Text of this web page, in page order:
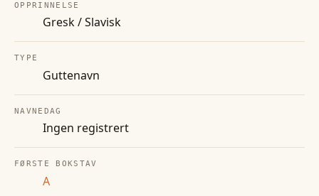
OPPRINNELSE
Gresk / Slavisk
TYPE
Guttenavn
NAVNEDAG
Ingen registrert
FØRSTE BOKSTAV
A